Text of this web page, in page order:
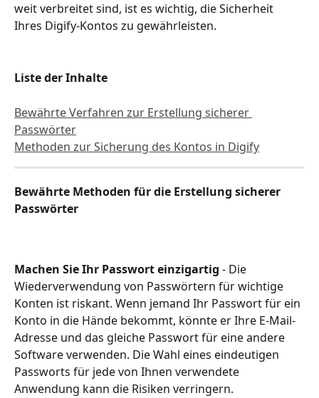
weit verbreitet sind, ist es wichtig, die Sicherheit
Ihres Digify-Kontos zu gewährleisten.
Liste der Inhalte
Bewährte Verfahren zur Erstellung sicherer
Passwörter
Methoden zur Sicherung des Kontos in Digify
Bewährte Methoden für die Erstellung sicherer
Passwörter
Machen Sie Ihr Passwort einzigartig - Die
Wiederverwendung von Passwörtern für wichtige
Konten ist riskant. Wenn jemand Ihr Passwort für ein
Konto in die Hände bekommt, könnte er Ihre E-Mail-
Adresse und das gleiche Passwort für eine andere
Software verwenden. Die Wahl eines eindeutigen
Passworts für jede von Ihnen verwendete
Anwendung kann die Risiken verringern.